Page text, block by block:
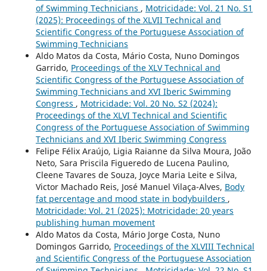
of Swimming Technicians , Motricidade: Vol. 21 No. S1
(2025): Proceedings of the XLVII Technical and
Scientific Congress of the Portuguese Association of
Swimming Technicians
Aldo Matos da Costa, Mário Costa, Nuno Domingos
Garrido, Proceedings of the XLV Technical and
Scientific Congress of the Portuguese Association of
Swimming Technicians and XVI Iberic Swimming
Congress , Motricidade: Vol. 20 No. S2 (2024):
Proceedings of the XLVI Technical and Scientific
Congress of the Portuguese Association of Swimming
Technicians and XVI Iberic Swimming Congress
Felipe Félix Araújo, Ligia Raianne da Silva Moura, João
Neto, Sara Priscila Figueredo de Lucena Paulino,
Cleene Tavares de Souza, Joyce Maria Leite e Silva,
Victor Machado Reis, José Manuel Vilaça-Alves, Body
fat percentage and mood state in bodybuilders ,
Motricidade: Vol. 21 (2025): Motricidade: 20 years
publishing human movement
Aldo Matos da Costa, Mário Jorge Costa, Nuno
Domingos Garrido, Proceedings of the XLVIII Technical
and Scientific Congress of the Portuguese Association